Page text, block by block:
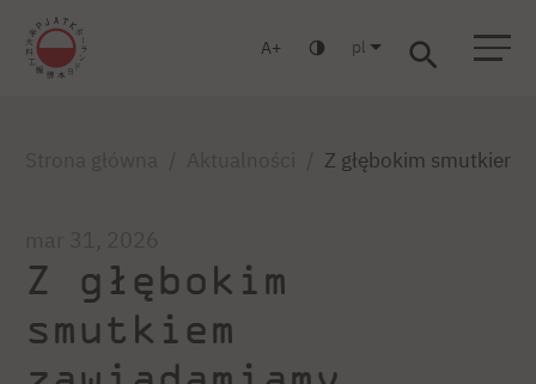
A pl
Z głębokim smutkiem
Z głębokim
smutkiem